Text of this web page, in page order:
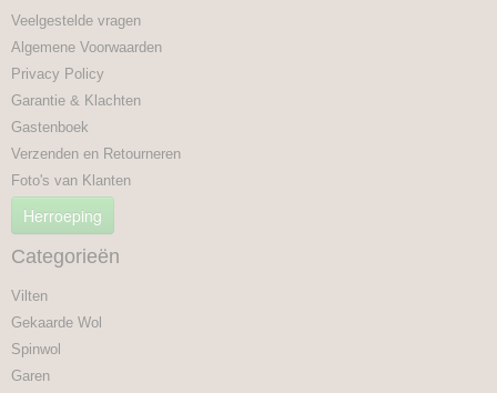
Veelgestelde vragen
Algemene Voorwaarden
Privacy Policy
Garantie & Klachten
Gastenboek
Verzenden en Retourneren
Foto's van Klanten
Herroeping
Categorieën
Vilten
Gekaarde Wol
Spinwol
Garen